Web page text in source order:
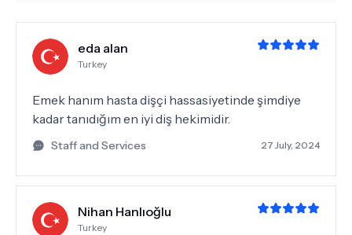
eda alan
Turkey
Emek hanım hasta dişçi hassasiyetinde şimdiye
kadar tanıdığım en iyi diş hekimidir.
Staff and Services 27 July, 2024
Nihan Hanlıoğlu
Turkey